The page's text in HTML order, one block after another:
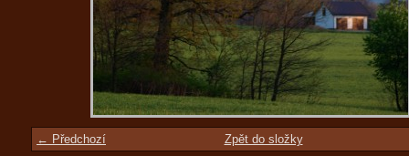
← Předchozí Zpět do složky